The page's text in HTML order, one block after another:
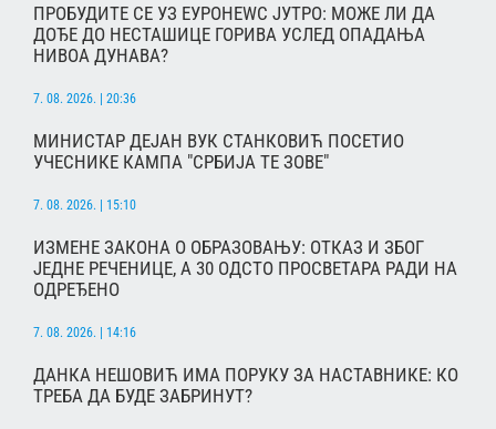
ПРОБУДИТЕ СЕ УЗ ЕУРОНЕWС ЈУТРО: МОЖЕ ЛИ ДА
ДОЂЕ ДО НЕСТАШИЦЕ ГОРИВА УСЛЕД ОПАДАЊА
НИВОА ДУНАВА?
7. 08. 2026. | 20:36
МИНИСТАР ДЕЈАН ВУК СТАНКОВИЋ ПОСЕТИО
УЧЕСНИКЕ КАМПА "СРБИЈА ТЕ ЗОВЕ"
7. 08. 2026. | 15:10
ИЗМЕНЕ ЗАКОНА О ОБРАЗОВАЊУ: ОТКАЗ И ЗБОГ
ЈЕДНЕ РЕЧЕНИЦЕ, А 30 ОДСТО ПРОСВЕТАРА РАДИ НА
ОДРЕЂЕНО
7. 08. 2026. | 14:16
ДАНКА НЕШОВИЋ ИМА ПОРУКУ ЗА НАСТАВНИКЕ: КО
ТРЕБА ДА БУДЕ ЗАБРИНУТ?